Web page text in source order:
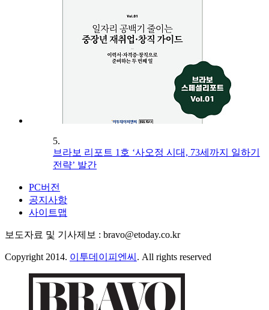
5.
브라보 리포트 1호 ‘사오정 시대, 73세까지 일하기
전략’ 발간
PC버전
공지사항
사이트맵
보도자료 및 기사제보 : bravo@etoday.co.kr
Copyright 2014. 이투데이피엔씨 . All rights reserved